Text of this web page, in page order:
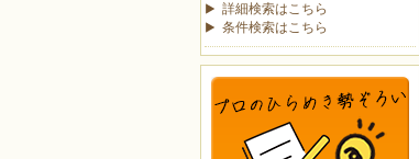
詳細検索はこちら
条件検索はこちら